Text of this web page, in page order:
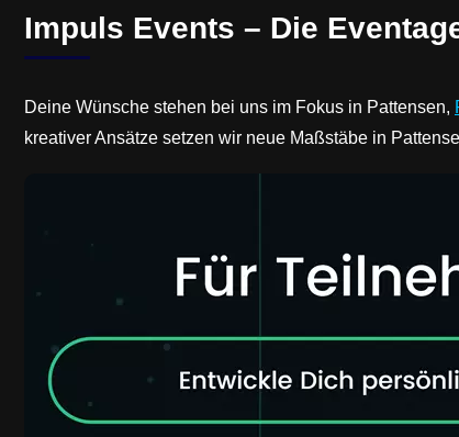
Impuls Events – Die
Deine Wünsche stehen bei uns im Fokus in Pattensen,
kreativer Ansätze setzen wir neue Maßstäbe in